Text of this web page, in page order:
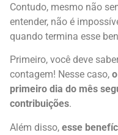
Contudo, mesmo não
entender, não é
quando termina esse
Primeiro, você deve
contagem! Nesse caso,
primeiro dia do mês
contribuições.
Além disso, esse